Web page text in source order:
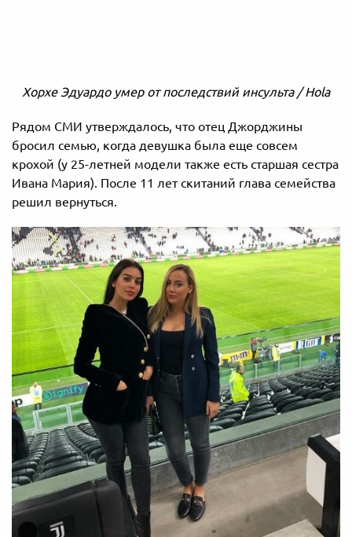
Хорхе Эдуардо умер от последствий инсульта / Hola
Рядом СМИ утверждалось, что отец Джорджины
бросил семью, когда девушка была еще совсем
крохой (у 25-летней модели также есть старшая сестра
Ивана Мария). После 11 лет скитаний глава семейства
решил вернуться.